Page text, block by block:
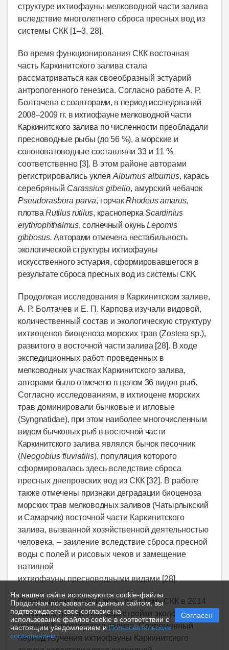
На нашем сайте используются cookie-файлы.
Продолжая пользоваться данным сайтом, вы
подтверждаете свое согласие на
использование файлов cookie в соответствии с
настоящим уведомлением иПользовательским
соглашением.
Согласен
структуре ихтиофауны мелководной части залива
вследствие многолетнего сброса пресных вод из
системы СКК [1–3, 28].
Во время функционирования СКК восточная
часть Каркинитского залива стала
рассматриваться как своеобразный эстуарий
антропогенного генезиса. Согласно работе А. Р.
Болтачева с соавторами, в период исследований
2008–2009 гг. в ихтиофауне мелководной части
Каркинитского залива по численности преобладали
пресноводные рыбы (до 56 %), а морские и
солоноватоводныесоставляли 33 и 11 %
соответственно [3]. В этом районе авторами
регистрировались уклея Alburnus alburnus, карась
серебряный Carassius gibelio, амурский чебачок
Pseudorasbora parva, горчакRhodeus amarus,
плотва Rutilus rutilus, красноперкаScardinius
erythrophthalmus, солнечный окуньLepomis
gibbosus. Авторами отмечена нестабильность
экологической структуры ихтиофауны
искусственного эстуария, сформировавшегося в
результате сброса пресных вод из системы СКК.
Продолжая исследования в Каркинитском заливе,
А. Р. Болтачев и Е. П. Карпова изучали видовой,
количественный состав и экологическую структуру
ихтиоценов биоценоза морских трав (Zostera sp.),
развитого в восточной части залива [28]. В ходе
экспедиционных работ, проведенных в
мелководных участках Каркинитского залива,
авторами было отмечено в целом 36 видов рыб.
Согласно исследованиям, в ихтиоцене морских
трав доминировали бычковые и игловые
(Syngnatidae), при этом наиболее многочисленным
видом бычковых рыб в восточной части
Каркинитскогозалива являлся бычок песочник
(Neogobius fluviatilis), популяция которого
сформировалась здесь вследствие сброса
пресных днепровских вод из СКК [32]. В работе
также отмечены признаки деградации биоценоза
морских трав мелководных заливов (Чатырлыкский
и Самарчик) восточной части Каркинитского
залива, вызванной хозяйственной деятельностью
человека, – заиление вследствие сброса пресной
воды с полей и рисовых чеков и замещение
нативной
ихтиофауны пресноводными видами [28].
Прекращение подачи воды в систему СКК в 2014
г. вызвало новый этап перестройки экологических
условий Каркинитского залива. Современный
период изучения ихтиофауны Каркинитского